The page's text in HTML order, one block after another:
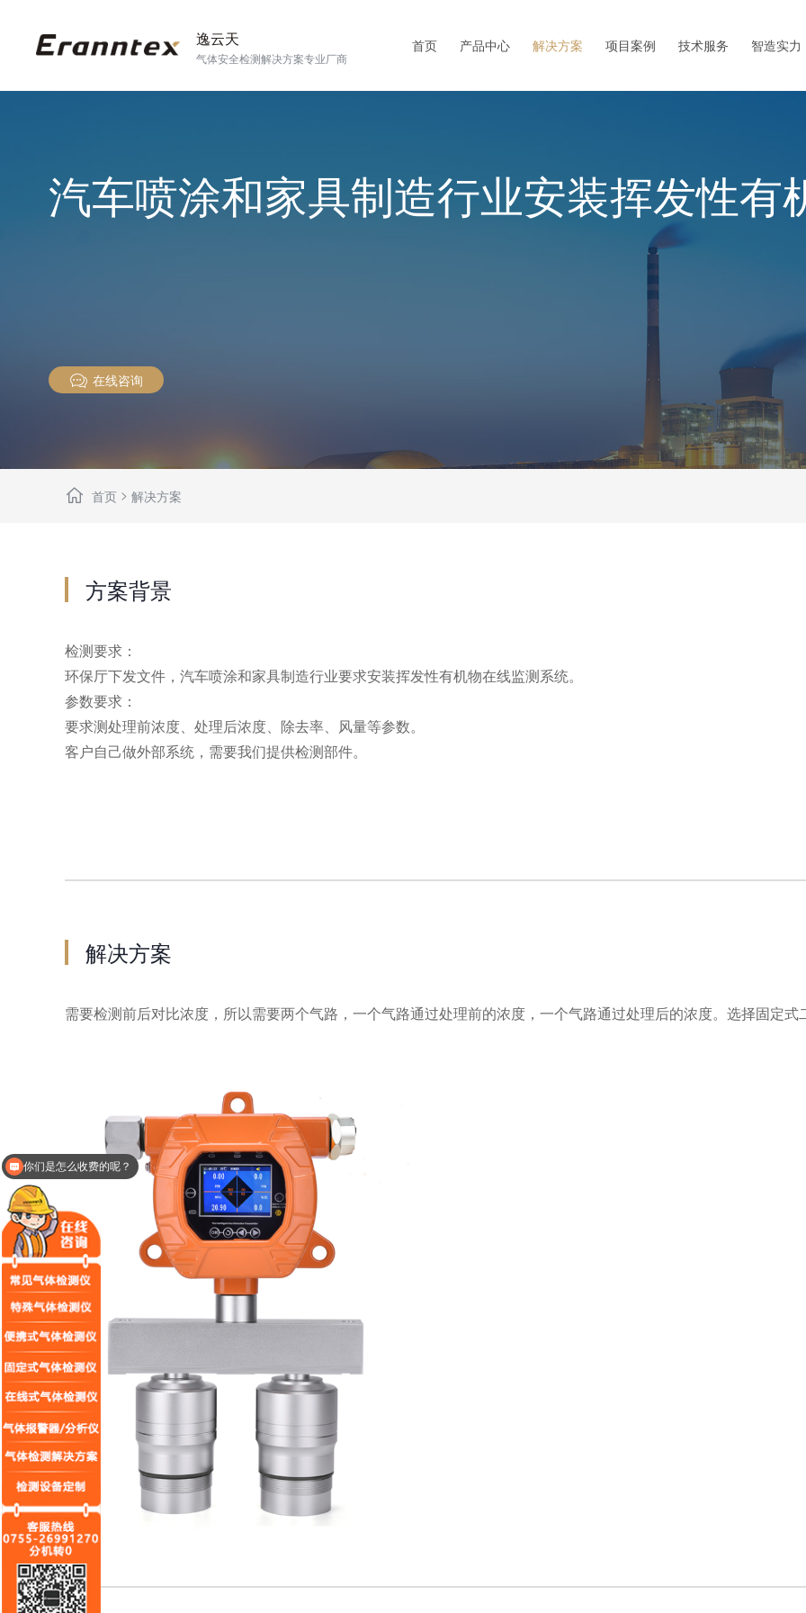
逸云天
气体安全检测解决方案专业厂商
首页 产品中心 解决方案 项目案例 技术服务 智造实力
汽车喷涂和家具制造行业安装挥发性有
在线咨询
首页 > 解决方案
方案背景
检测要求：
环保厅下发文件，汽车喷涂和家具制造行业要求安装挥发性有机物在线监测系统。
参数要求：
要求测处理前浓度、处理后浓度、除去率、风量等参数。
客户自己做外部系统，需要我们提供检测部件。
解决方案
需要检测前后对比浓度，所以需要两个气路，一个气路通过处理前的浓度，一个气路通过处理后的浓度。选择固定
现在有优惠活动么？